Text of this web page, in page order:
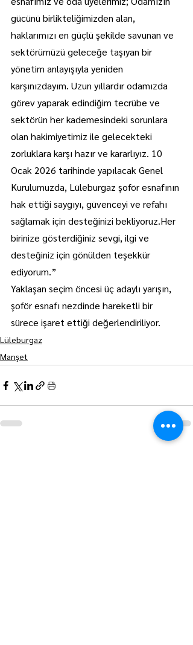
gücünü birlikteliğimizden alan,
haklarımızı en güçlü şekilde savunan ve
sektörümüzü geleceğe taşıyan bir
yönetim anlayışıyla yeniden
karşınızdayım. Uzun yıllardır odamızda
görev yaparak edindiğim tecrübe ve
sektörün her kademesindeki sorunlara
olan hakimiyetimiz ile gelecekteki
zorluklara karşı hazır ve kararlıyız. 10
Ocak 2026 tarihinde yapılacak Genel
Kurulumuzda, Lüleburgaz şoför esnafının
hak ettiği saygıyı, güvenceyi ve refahı
sağlamak için desteğinizi bekliyoruz.Her
birinize gösterdiğiniz sevgi, ilgi ve
desteğiniz için gönülden teşekkür
ediyorum.”
Yaklaşan seçim öncesi üç adaylı yarışın,
şoför esnafı nezdinde hareketli bir
sürece işaret ettiği değerlendiriliyor.
Lüleburgaz
Manşet